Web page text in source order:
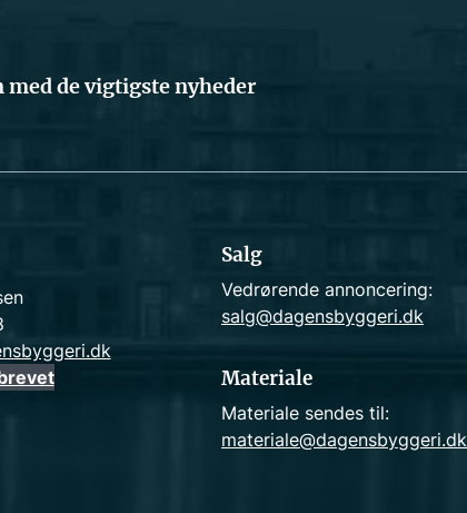
de vigtigste nyheder
Salg
Vedrørende annoncering:
salg@dagensbyggeri.dk
Materiale
Materiale sendes til:
materiale@dagensbyggeri.dk